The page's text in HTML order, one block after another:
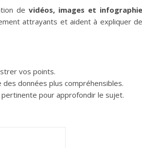
de vidéos, images et
attrayants et aident à expliquer
vos points.
données plus compréhensibles.
pertinente pour approfondir le sujet.